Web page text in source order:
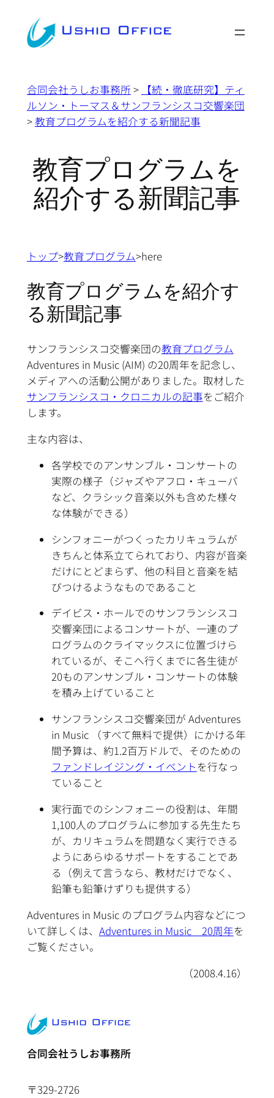
合同会社うしお事務所 >
【続・徹底研究】ティ
ルソン・トーマス＆サンフランシスコ交響楽団
>教育プログラムを紹介する新聞記事
教育プログラムを
紹介する新聞記事
トップ>教育プログラム>here
教育プログラムを紹介す
る新聞記事
サンフランシスコ交響楽団の教育プログラム
Adventures in Music (AIM) の20周年を記念し、
メディアへの活動公開がありました。取材した
サンフランシスコ・クロニカルの記事をご紹介
します。
主な内容は、
各学校でのアンサンブル・コンサートの
実際の様子（ジャズやアフロ・キューバ
など、クラシック音楽以外も含めた様々
な体験ができる）
シンフォニーがつくったカリキュラムが
きちんと体系立てられており、内容が音楽
だけにとどまらず、他の科目と音楽を結
びつけるようなものであること
デイビス・ホールでのサンフランシスコ
交響楽団によるコンサートが、一連のプ
ログラムのクライマックスに位置づけら
れているが、そこへ行くまでに各生徒が
20ものアンサンブル・コンサートの体験
を積み上げていること
サンフランシスコ交響楽団が Adventures
in Music （すべて無料で提供）にかける年
間予算は、約1.2百万ドルで、そのための
ファンドレイジング・イベント を行なっ
ていること
実行面でのシンフォニーの役割は、年間
1,100人のプログラムに参加する先生たち
が、カリキュラムを問題なく実行できる
ようにあらゆるサポートをすることであ
る（例えて言うなら、教材だけでなく、
鉛筆も鉛筆けずりも提供する）
Adventures in Music のプログラム内容などにつ
いて詳しくは、 Adventures in Music 20周年を
ご覧ください。
（2008.4.16）
合同会社うしお事務所
〒329-2726